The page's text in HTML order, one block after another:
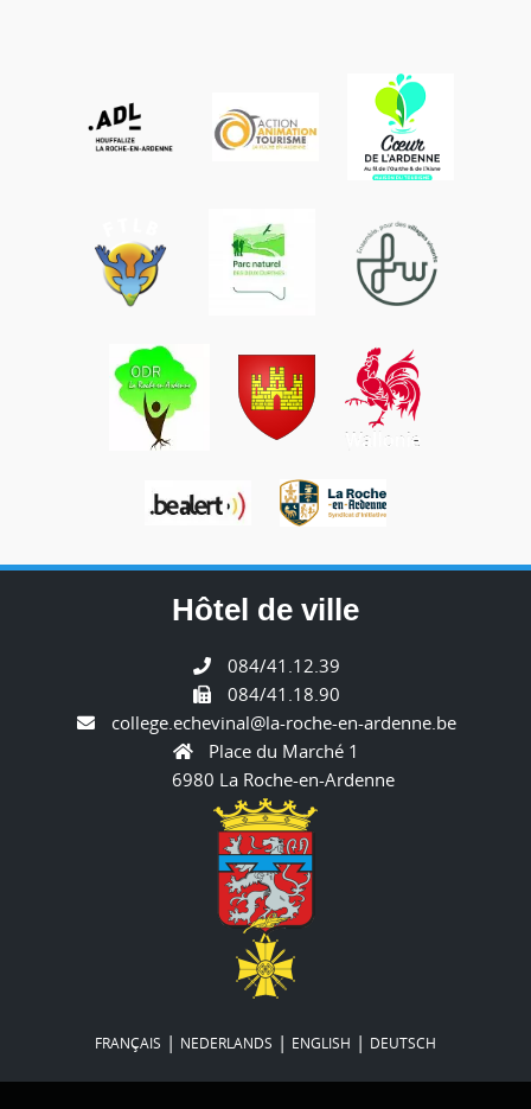
Hôtel de ville
084/41.12.39
084/41.18.90
college.echevinal@la-roche-en-ardenne.be
Place du Marché 1
6980 La Roche-en-Ardenne
FRANÇAIS | NEDERLANDS | ENGLISH | DEUTSCH